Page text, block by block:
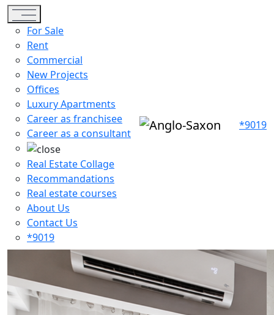
Toggle navigation
For Sale
Rent
Commercial
New Projects
Offices
Luxury Apartments
Career as franchisee
Career as a consultant
Real Estate Collage
Recommandations
Real estate courses
About Us
Contact Us
*9019
*9019